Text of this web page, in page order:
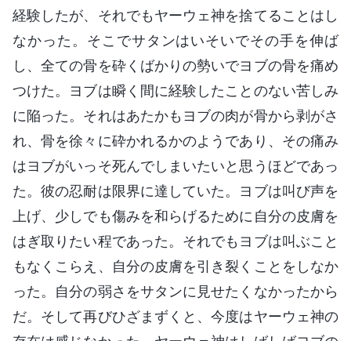
経験したが、それでもヤーウェ神を捨てることはし
なかった。そこでサタンはいそいでその手を伸ば
し、全ての骨を砕くばかりの勢いでヨブの骨を痛め
つけた。ヨブは瞬く間に経験したことのない苦しみ
に陥った。それはあたかもヨブの肉が骨から剥がさ
れ、骨を徐々に砕かれるかのようであり、その痛み
はヨブがいっそ死んでしまいたいと思うほどであっ
た。彼の忍耐は限界に達していた。ヨブは叫び声を
上げ、少しでも傷みを和らげるために自分の皮膚を
はぎ取りたい程であった。それでもヨブは叫ぶこと
もなくこらえ、自分の皮膚を引き裂くことをしなか
った。自分の弱さをサタンに見せたくなかったから
だ。そして再びひざまずくと、今度はヤーウェ神の